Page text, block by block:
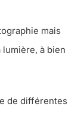
mais
à bien
de différentes